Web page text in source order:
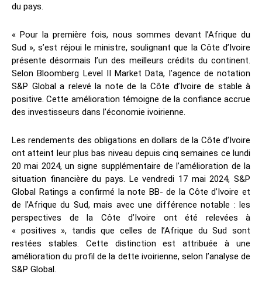
du pays.
« Pour la première fois, nous sommes devant l’Afrique du
Sud », s’est réjoui le ministre, soulignant que la Côte d’Ivoire
présente désormais l’un des meilleurs crédits du continent.
Selon Bloomberg Level II Market Data, l’agence de notation
S&P Global a relevé la note de la Côte d’Ivoire de stable à
positive. Cette amélioration témoigne de la confiance accrue
des investisseurs dans l’économie ivoirienne.
Les rendements des obligations en dollars de la Côte d’Ivoire
ont atteint leur plus bas niveau depuis cinq semaines ce lundi
20 mai 2024, un signe supplémentaire de l’amélioration de la
situation financière du pays. Le vendredi 17 mai 2024, S&P
Global Ratings a confirmé la note BB- de la Côte d’Ivoire et
de l’Afrique du Sud, mais avec une différence notable : les
perspectives de la Côte d’Ivoire ont été relevées à
« positives », tandis que celles de l’Afrique du Sud sont
restées stables. Cette distinction est attribuée à une
amélioration du profil de la dette ivoirienne, selon l’analyse de
S&P Global.